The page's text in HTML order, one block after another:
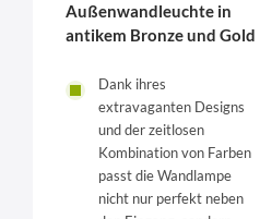
Außenwandleuchte in
antikem Bronze und Gold
Dank ihres
extravaganten Designs
und der zeitlosen
Kombination von Farben
passt die Wandlampe
nicht nur perfekt neben